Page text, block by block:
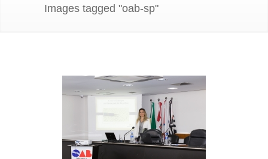
Images tagged "oab-sp"